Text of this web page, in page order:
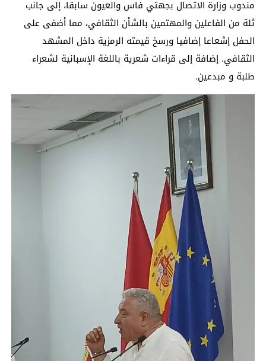
مندوب وزارة الاتصال بجهتي فاس والعيون سابقا، إلى جانب
ثلة من الفاعلين والمهتمين بالشأن الثقافي، مما أضفى على
الحفل إشعاعا إضافيا ورسخ قيمته الرمزية داخل المشهد
الثقافي. إضافة إلى قراءات شعرية باللغة الإسبانية لشعراء
طلبة و مبدعين.